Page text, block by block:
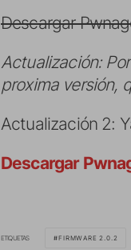
Descargar
Actualización:
proxima versión,
Actualización 2:
Descargar
ETIQUETAS FIRMWARE 2.0.2